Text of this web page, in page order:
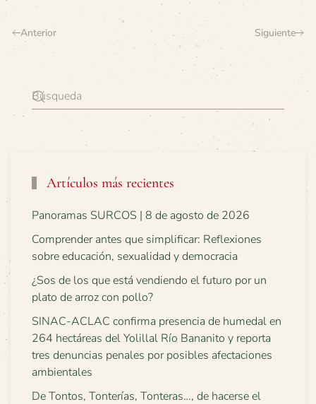
Anterior Siguiente
Artículos más recientes
Panoramas SURCOS | 8 de agosto de 2026
Comprender antes que simplificar: Reflexiones
sobre educación, sexualidad y democracia
¿Sos de los que está vendiendo el futuro por un
plato de arroz con pollo?
SINAC-ACLAC confirma presencia de humedal en
264 hectáreas del Yolillal Río Bananito y reporta
tres denuncias penales por posibles afectaciones
ambientales
De Tontos, Tonterías, Tonteras…, de hacerse el